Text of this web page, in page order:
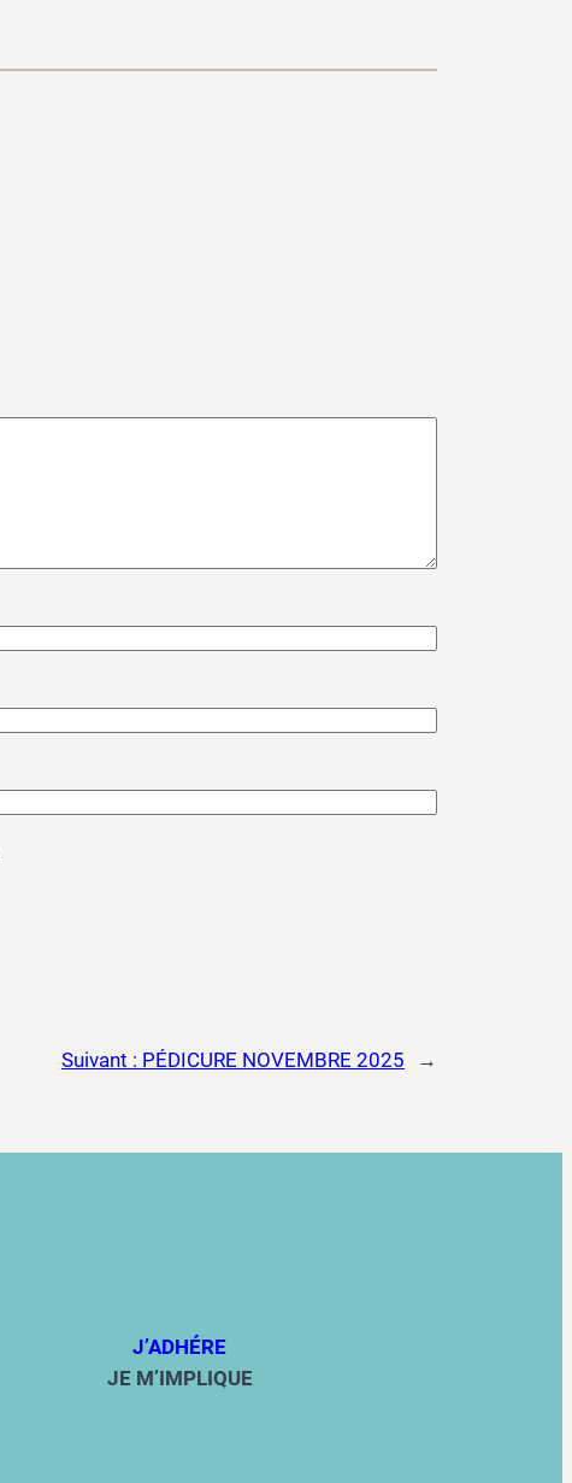
Suivant : PÉDICURE NOVEMBRE 2025 →
J’ADHÉRE
JE M’IMPLIQUE